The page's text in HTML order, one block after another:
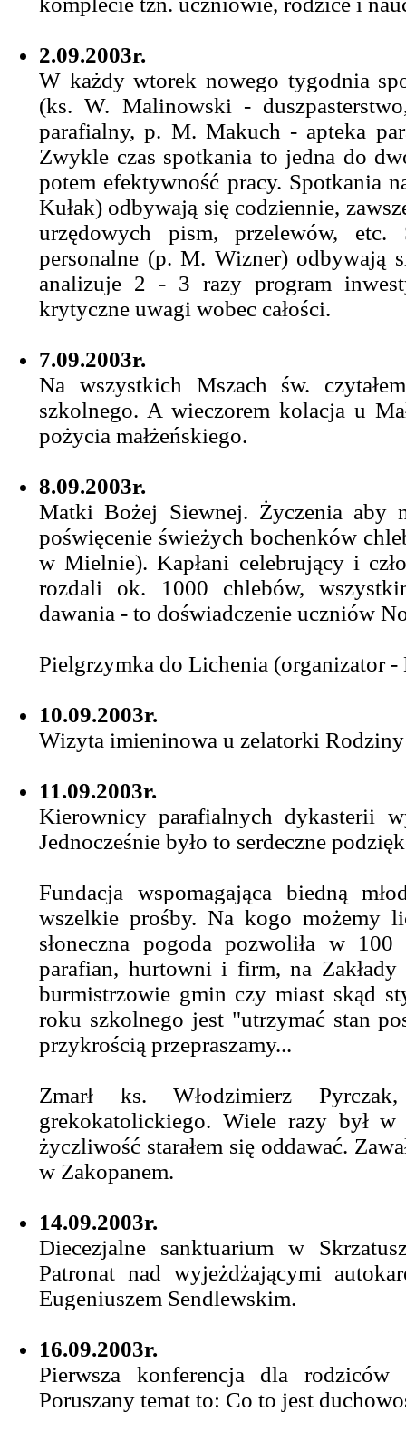
2.09.2003r.
W każdy wtorek nowego tygodnia
(ks. W. Malinowski -
parafialny, p. M. Makuch - apteka
Zwykle czas spotkania to jedna do
potem efektywność pracy. Spotkania
Kułak) odbywają się codziennie,
urzędowych pism, przelewów,
personalne (p. M. Wizner) odbywają
analizuje 2 - 3 razy program
krytyczne uwagi wobec całości.
7.09.2003r.
Na wszystkich Mszach św.
szkolnego. A wieczorem kolacja u
pożycia małżeńskiego.
8.09.2003r.
Matki Bożej Siewnej. Życzenia aby
poświęcenie świeżych bochenków
w Mielnie). Kapłani celebrujący i
rozdali ok. 1000 chlebów,
dawania - to doświadczenie uczniów
Pielgrzymka do Lichenia (organizator
10.09.2003r.
Wizyta imieninowa u zelatorki
11.09.2003r.
Kierownicy parafialnych dykasterii
Jednocześnie było to serdeczne
Fundacja wspomagająca biedną
wszelkie prośby. Na kogo możemy
słoneczna pogoda pozwoliła w
parafian, hurtowni i firm, na
burmistrzowie gmin czy miast skąd
roku szkolnego jest "utrzymać stan
przykrością przepraszamy...
Zmarł ks. Włodzimierz
grekokatolickiego. Wiele razy był
życzliwość starałem się oddawać.
w Zakopanem.
14.09.2003r.
Diecezjalne sanktuarium w
Patronat nad wyjeżdżającymi
Eugeniuszem Sendlewskim.
16.09.2003r.
Pierwsza konferencja dla
Poruszany temat to: Co to jest